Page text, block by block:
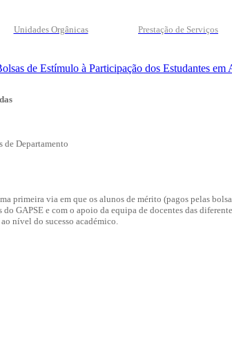
Unidades Orgânicas Prestação de Serviços
de Estímulo à Participação dos Estudantes
de Departamento
primeira via em que os alunos de mérito (pagos pelas
GAPSE e com o apoio da equipa de docentes das
nível do sucesso académico.